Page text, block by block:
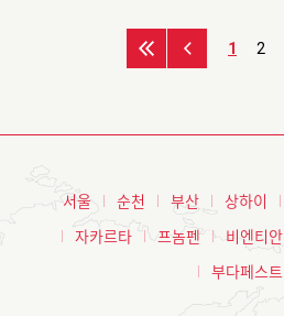
1 2
서울 순천 부산 상하이
자카르타
프놈펜 비엔티안
부다페스트